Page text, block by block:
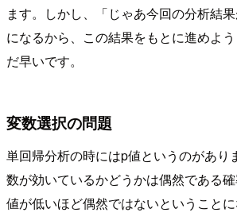
ます。しかし、「じゃあ今回の分析結
になるから、この結果をもとに進めよ
だ早いです。
変数選択の問題
単回帰分析の時にはp値というのがあり
数が効いているかどうかは偶然である
値が低いほど偶然ではないということに